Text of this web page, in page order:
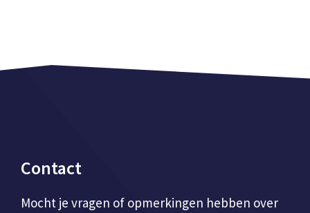
Contact
Mocht je vragen of opmerkingen hebben over